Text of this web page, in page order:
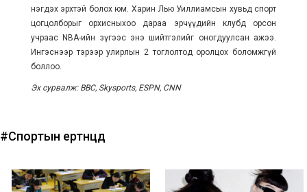
нэгдэх эрхтэй болох юм. Харин Лью Уиллиамсын хувьд спорт
цогцолборыг орхисныхоо дараа эрчүүдийн клубд орсон
учраас NBA-ийн зүгээс энэ шийтгэлийг оногдуулсан ажээ.
Ингэснээр тэрээр улирлын 2 тоглолтод оролцох боломжгүй
боллоо.
Эх сурвалж: BBC, Skysports, ESPN, CNN
#Спортын ертөнцөд